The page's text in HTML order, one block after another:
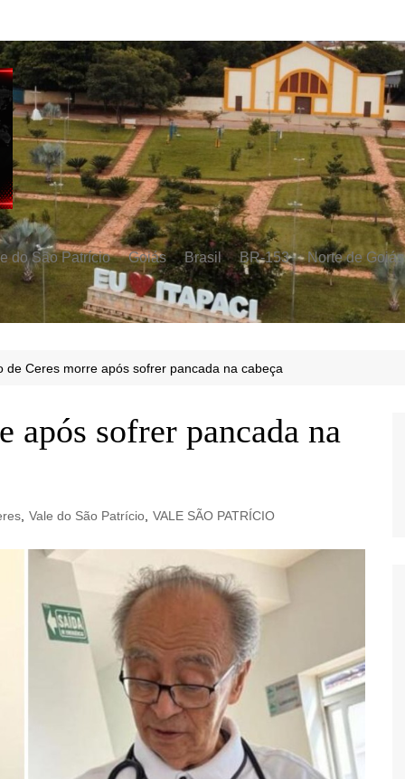
do São Patrício Goiás Brasil BR-153 Norte de Goiás
de Ceres morre após sofrer pancada na cabeça
após sofrer pancada na
, Vale do São Patrício, VALE SÃO PATRÍCIO